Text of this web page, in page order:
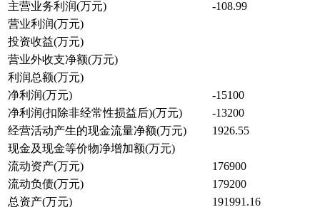
主营业务利润(万元)
-108.99
营业利润(万元)
投资收益(万元)
营业外收支净额(万元)
利润总额(万元)
净利润(万元)
-15100
净利润(扣除非经常性损益后)(万元)
-13200
经营活动产生的现金流量净额(万元)
1926.55
现金及现金等价物净增加额(万元)
流动资产(万元)
176900
流动负债(万元)
179200
总资产(万元)
191991.16